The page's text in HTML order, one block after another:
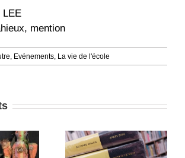
LEE
mention
Evénements La vie de l'école
JUILLET 2026 | UNE